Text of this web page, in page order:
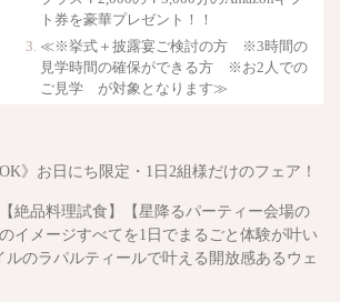
ト券を豪華プレゼント！！
≪※挙式＋披露宴ご検討の方 ※3時間の
見学時間の確保ができる方 ※お2人での
ご見学 が対象となります≫
》 お日にち限定・1日2組様だけのフェア！
絶品料理試食】【星降るパーティー会場の
イメージすべてを1日でまるごと体験が叶い
ルのラパルティールで叶える開放感あるウェ